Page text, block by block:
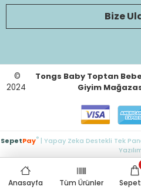
Bize
©
2024
Tongs Baby Toptan
Giyim
Anasayfa Tüm Ürünler
SepetPay®| Yapay Zeka Destekli Tek